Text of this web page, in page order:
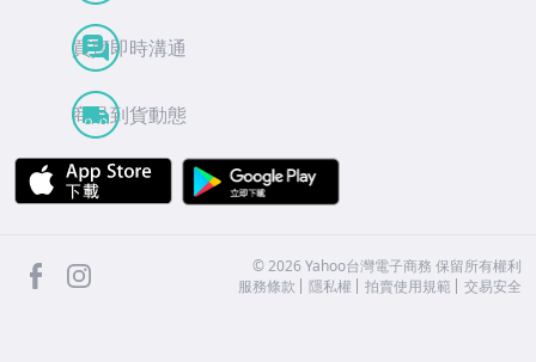
買賣即時溝通
商品到貨動態
APP Store
facebook ©2026 Yahoo台灣電子商務 保留所有權利
服務條款
隱私權 拍賣使用規範 交易安全